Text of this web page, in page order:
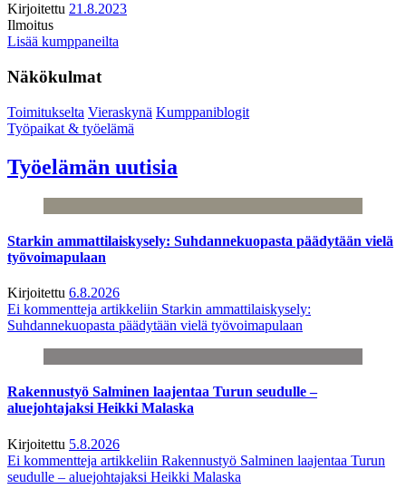
Kirjoitettu 21.8.2023
Ilmoitus
Lisää kumppaneilta
Näkökulmat
Toimitukselta Vieraskynä Kumppaniblogit
Työpaikat & työelämä
Työelämän uutisia
Starkin ammattilaiskysely: Suhdannekuopasta päädytään vielä
työvoimapulaan
Kirjoitettu 6.8.2026
Ei kommentteja artikkeliin Starkin ammattilaiskysely:
Suhdannekuopasta päädytään vielä työvoimapulaan
Rakennustyö Salminen laajentaa Turun seudulle –
aluejohtajaksi Heikki Malaska
Kirjoitettu 5.8.2026
Ei kommentteja artikkeliin Rakennustyö Salminen laajentaa Turun
seudulle – aluejohtajaksi Heikki Malaska